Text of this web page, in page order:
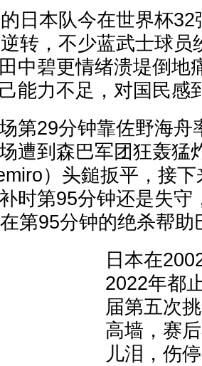
日本队今在世界杯
转，不少蓝武士球员
中碧更情绪溃堤倒地
能力不足，对国民感
第29分钟靠佐野海舟
遭到森巴军团狂轰猛
）头鎚扳平，接
时第95分钟还是失守
第95分钟的绝杀帮助
日本在
2022年都
届第五次
高墙，赛
儿泪，伤